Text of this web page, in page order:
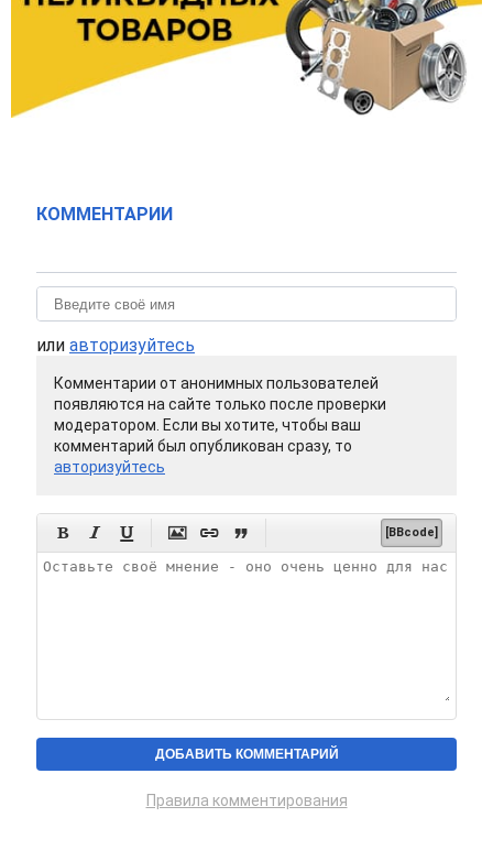
КОММЕНТАРИИ
или авторизуйтесь
Комментарии от анонимных пользователей
появляются на сайте только после проверки
модератором. Если вы хотите, чтобы ваш
комментарий был опубликован сразу, то
авторизуйтесь
      [BBcode]
Правила комментирования